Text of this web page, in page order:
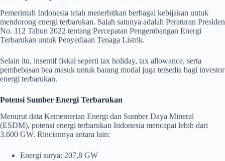
Pemerintah Indonesia telah menerbitkan berbagai kebijakan untuk
mendorong energi terbarukan. Salah satunya adalah Peraturan Presiden
No. 112 Tahun 2022 tentang Percepatan Pengembangan Energi
Terbarukan untuk Penyediaan Tenaga Listrik.
Selain itu, insentif fiskal seperti tax holiday, tax allowance, serta
pembebasan bea masuk untuk barang modal juga tersedia bagi investor
energi terbarukan.
Potensi Sumber Energi Terbarukan
Menurut data Kementerian Energi dan Sumber Daya Mineral
(ESDM), potensi energi terbarukan Indonesia mencapai lebih dari
3.600 GW. Rinciannya antara lain:
Energi surya: 207,8 GW